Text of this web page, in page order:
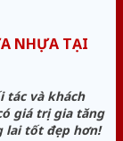
NHỰA TẠI
tác và khách
giá trị gia tăng
lai tốt đẹp hơn!